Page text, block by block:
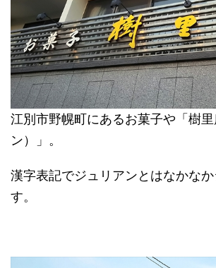
江別市野幌町にあるお菓子や「樹
ン）」。
漢字表記でジュリアンとはなかなか
す。